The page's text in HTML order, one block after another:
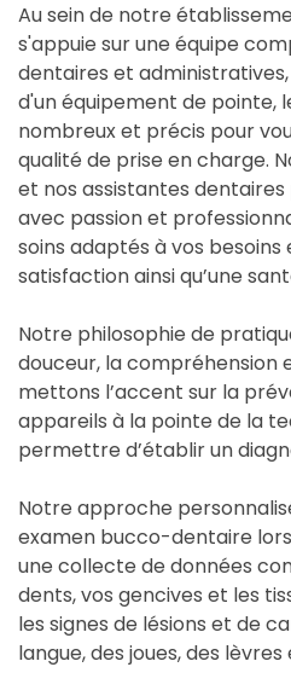
Au sein de notre
s'appuie sur une équipe
dentaires et
d'un équipement de pointe,
nombreux et précis pour
qualité de prise en charge.
et nos assistantes
avec passion et
soins adaptés à vos
satisfaction ainsi qu’une
Notre philosophie de
douceur, la compréhension
mettons l’accent sur la
appareils à la pointe de la
permettre d’établir un
Notre approche
examen bucco-dentaire
une collecte de données
dents, vos gencives et les
les signes de lésions et de
langue, des joues, des